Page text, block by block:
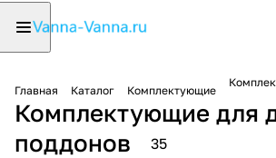
Главная Каталог Комплектующие
Комплектующие для
поддонов
35